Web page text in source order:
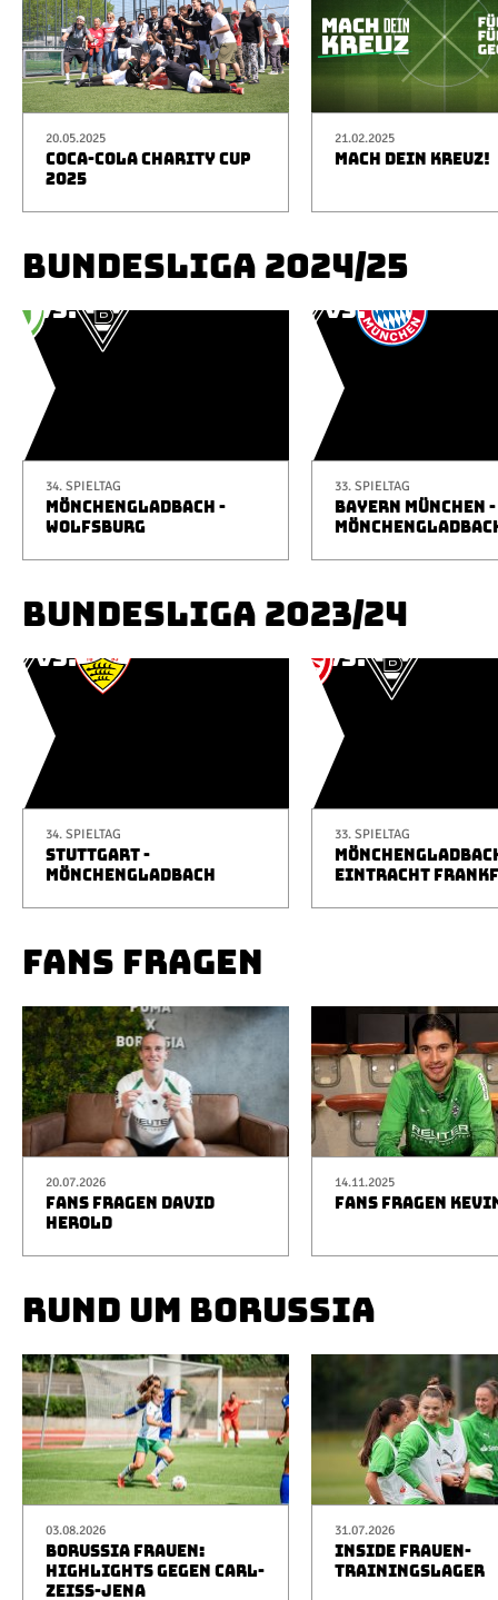
20.05.2025
COCA-COLA CHARITY CUP
2025
21.02.2025
MACH DEIN KREUZ!
BUNDESLIGA 2024/25
34. SPIELTAG
MÖNCHENGLADBACH -
WOLFSBURG
33. SPIELTAG
BAYERN MÜNCHEN -
BUNDESLIGA 2023/24
34. SPIELTAG
STUTTGART -
MÖNCHENGLADBACH
33. SPIELTAG
EINTRACHT
FANS FRAGEN
20.07.2026
FANS FRAGEN DAVID
HEROLD
14.11.2025
FANS FRAGEN
RUND UM BORUSSIA
03.08.2026
BORUSSIA FRAUEN:
HIGHLIGHTS GEGEN CARL-
ZEISS-JENA
31.07.2026
INSIDE FRAUEN-
TRAININGSLAGER